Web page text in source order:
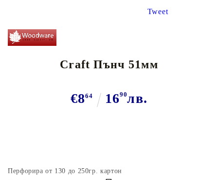
Tweet
Craft Пънч 51мм
€864 1690лв.
Перфорира от 130 до 250гр. картон